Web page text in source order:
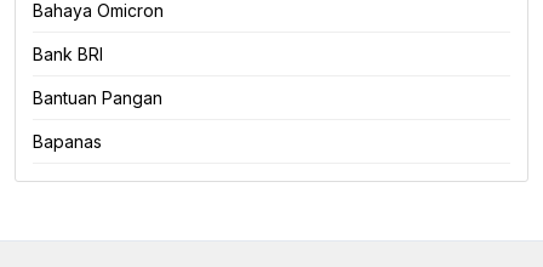
Bahaya Omicron
Bank BRI
Bantuan Pangan
Bapanas